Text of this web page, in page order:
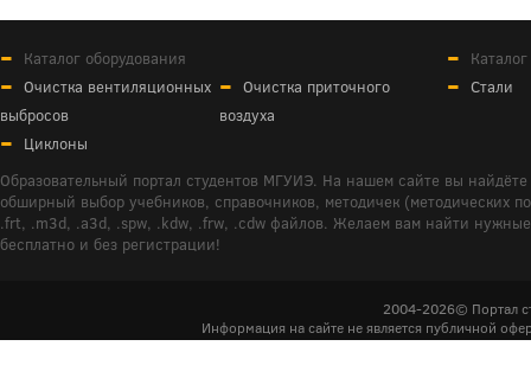
Каталог оборудования
Очистка вентиляционных
выбросов
Очистка приточного
воздуха
Циклоны
Стали
Образовательный портал студентов МГУИЭ. На нашем сайте вы
обширный выбор учебников, справочников, методичек (методических
.frt, .m3d, .a3d, .spw, .kdw, .frw, .cdw файлов. Желаем вам найти
бесплатно и без регистрации!
2004-2026© Портал
Информация на сайте не является публичной